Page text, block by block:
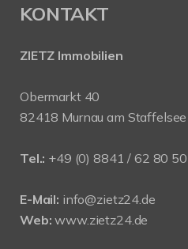
KONTAKT
ZIETZ Immobilien
Obermarkt 40
82418 Murnau am Staffelsee
Tel.: +49 (0) 8841 / 62 80 50
E-Mail: info@zietz24.de
Web: www.zietz24.de